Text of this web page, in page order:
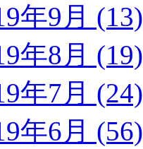
年9月 (13)
年8月 (19)
年7月 (24)
年6月 (56)